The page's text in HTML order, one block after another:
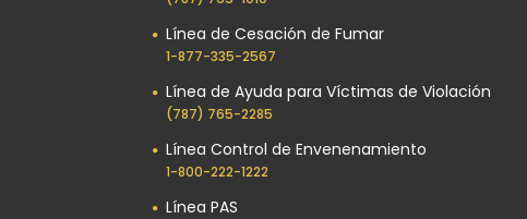
Línea de Cesación de Fumar
1-877-335-2567
Línea de Ayuda para Víctimas de Violación
(787) 765-2285
Línea Control de Envenenamiento
1-800-222-1222
Línea PAS